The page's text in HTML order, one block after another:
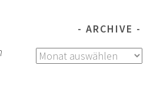
ARCHIVE
Archive